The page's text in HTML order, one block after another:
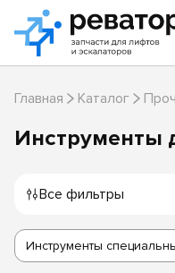
Главная Каталог
Инструменты
Все фильтры
Инструменты